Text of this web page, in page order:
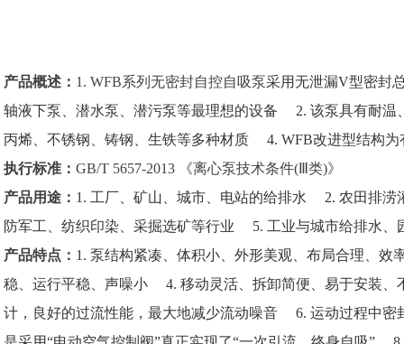
产品概述： 1. WFB系列无密封自控自吸泵采用无泄漏V型密封
轴液下泵、潜水泵、潜污泵等最理想的设备 2. 该泵具有耐温
丙烯、不锈钢、铸钢、生铁等多种材质 4. WFB改进型结构
执行标准： GB/T 5657-2013 《离心泵技术条件(Ⅲ类)》
产品用途： 1. 工厂、矿山、城市、电站的给排水 2. 农田排
防军工、纺织印染、采掘选矿等行业 5. 工业与城市给排水
产品特点： 1. 泵结构紧凑、体积小、外形美观、布局合理、
稳、运行平稳、声噪小 4. 移动灵活、拆卸简便、易于安装
计，良好的过流性能，最大地减少流动噪音 6. 运动过程中密